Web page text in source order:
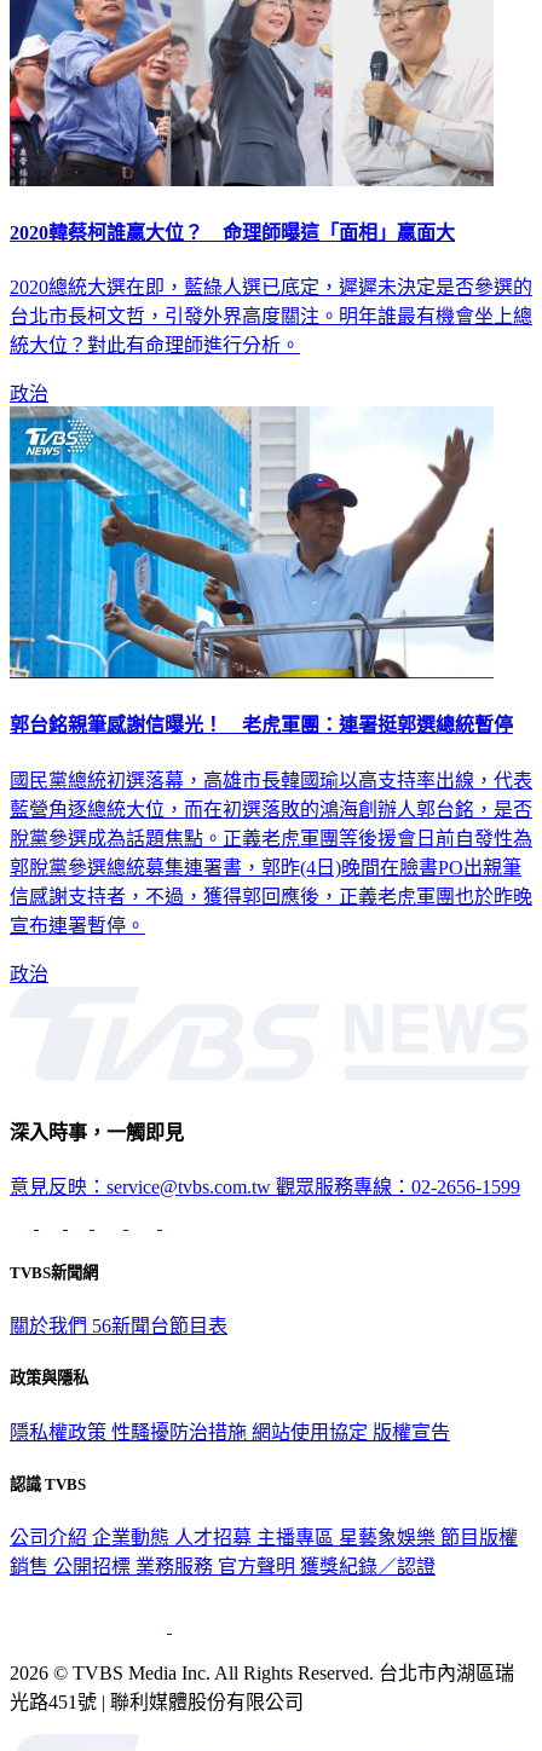
2020韓蔡柯誰贏大位？ 命理師曝這「面相」贏面大
2020總統大選在即，藍綠人選已底定，遲遲未決定是否參選的
台北市長柯文哲，引發外界高度關注。明年誰最有機會坐上總
統大位？對此有命理師進行分析。
政治
郭台銘親筆感謝信曝光！ 老虎軍團：連署挺郭選總統暫停
國民黨總統初選落幕，高雄市長韓國瑜以高支持率出線，代表
藍營角逐總統大位，而在初選落敗的鴻海創辦人郭台銘，是否
脫黨參選成為話題焦點。正義老虎軍團等後援會日前自發性為
郭脫黨參選總統募集連署書，郭昨(4日)晚間在臉書PO出親筆
信感謝支持者，不過，獲得郭回應後，正義老虎軍團也於昨晚
宣布連署暫停。
政治
深入時事，一觸即見
意見反映：service@tvbs.com.tw 觀眾服務專線：02-2656-1599
TVBS新聞網
關於我們 56新聞台節目表
政策與隱私
隱私權政策 性騷擾防治措施 網站使用協定 版權宣告
認識 TVBS
公司介紹 企業動態 人才招募 主播專區 星藝象娛樂 節目版權
銷售 公開招標 業務服務 官方聲明 獲獎紀錄／認證
2026 © TVBS Media Inc. All Rights Reserved. 台北市內湖區瑞
光路451號 | 聯利媒體股份有限公司